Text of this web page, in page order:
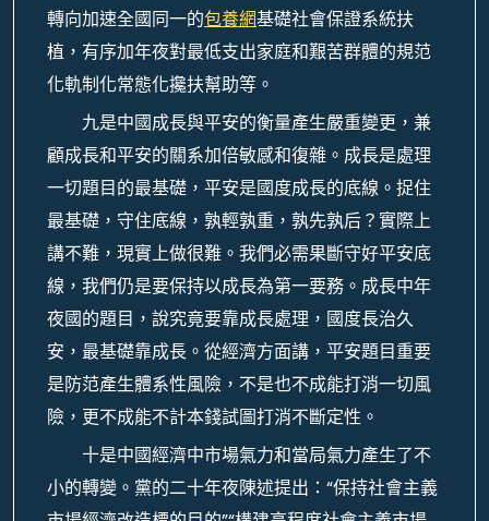
轉向加速全國同一的包養網基礎社會保證系統扶
植，有序加年夜對最低支出家庭和艱苦群體的規范
化軌制化常態化攙扶幫助等。
九是中國成長與平安的衡量產生嚴重變更，兼
顧成長和平安的關系加倍敏感和復雜。成長是處理
一切題目的最基礎，平安是國度成長的底線。捉住
最基礎，守住底線，孰輕孰重，孰先孰后？實際上
講不難，現實上做很難。我們必需果斷守好平安底
線，我們仍是要保持以成長為第一要務。成長中年
夜國的題目，說究竟要靠成長處理，國度長治久
安，最基礎靠成長。從經濟方面講，平安題目重要
是防范產生體系性風險，不是也不成能打消一切風
險，更不成能不計本錢試圖打消不斷定性。
十是中國經濟中市場氣力和當局氣力產生了不
小的轉變。黨的二十年夜陳述提出：“保持社會主義